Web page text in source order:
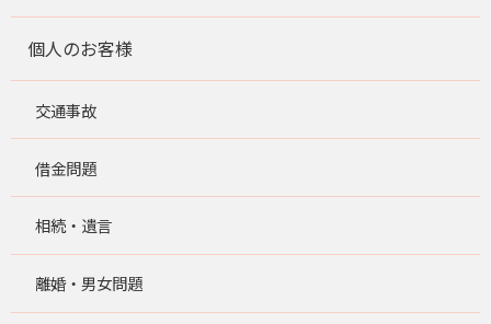
個人のお客様
交通事故
借金問題
相続・遺言
離婚・男女問題